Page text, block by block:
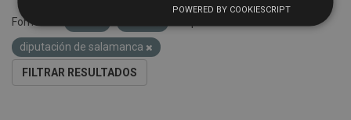
Formatos:
diputación de salamanca
FILTRAR RESULTADOS
POWERED BY COOKIESCRIPT